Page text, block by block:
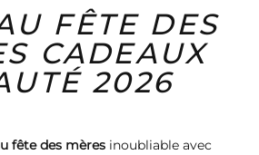
Marques Idées
Cadeaux
Bons
Plans
FÊTE DES
CADEAUX
2026
fête des mèresinoubliable avec